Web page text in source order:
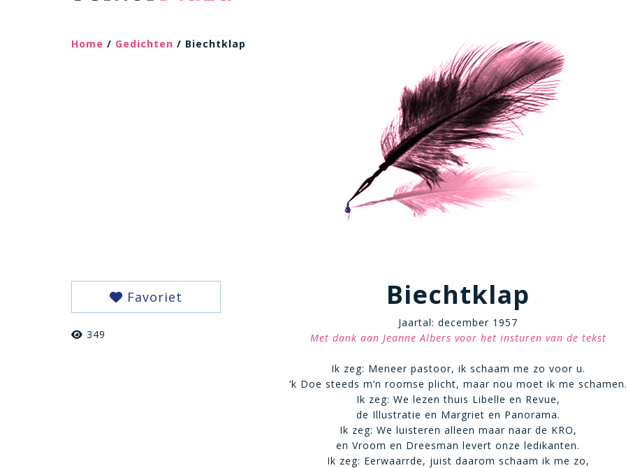
Home / Gedichten / Biechtklap
Favoriet
349
Biechtklap
Jaartal: december 1957
Met dank aan Jeanne Albers voor het insturen van de tekst
Ik zeg: Meneer pastoor, ik schaam me zo voor u.
‘k Doe steeds m’n roomse plicht, maar nou moet ik me schamen.
Ik zeg: We lezen thuis Libelle en Revue,
de Illustratie en Margriet en Panorama.
Ik zeg: We luisteren alleen maar naar de KRO,
en Vroom en Dreesman levert onze ledikanten.
Ik zeg: Eerwaarrde, juist daarom schaam ik me zo,